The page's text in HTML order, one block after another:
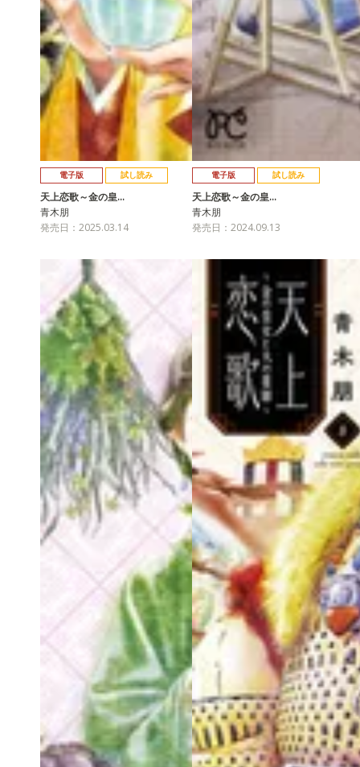
電子版 試し読み
天上恋歌～金の皇…
青木朋
発売日：2025.03.14
電子版 試し読み
天上恋歌～金の皇…
青木朋
発売日：2024.09.13